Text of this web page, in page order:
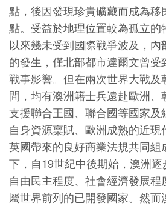
點，後因發現珍貴礦藏而成為移
點。受益於地理位置較為孤立的
以來幾未受到國際戰爭波及，
的發生，僅北部都市達爾文曾
戰事影響。但在兩次世界大戰及
間，均有澳洲籍士兵遠赴歐洲
支援聯合王國、聯合國等國家及
自身資源稟賦、歐洲成熟的近
英國帶來的良好商業法規共同組
下，自19世紀中後期始，澳洲
自由民主程度、社會經濟發展
屬世界前列的已開發國家。然